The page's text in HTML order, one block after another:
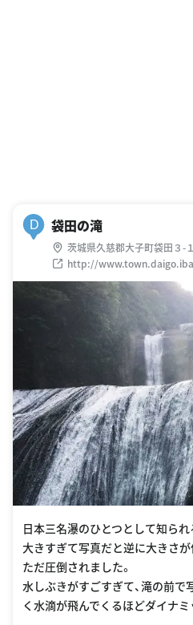
D 袋田の滝
茨城県久慈郡大子町袋田３-
http://
日本三名瀑のひとつとして知られ
大きすぎて写真だと逆に大きさ
ただ圧倒されました。
水しぶきがすごすぎて、滝の前
く水滴が飛んでくるほどダイナミ